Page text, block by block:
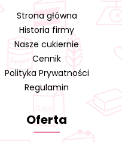
Strona główna
Historia firmy
Nasze cukiernie
Cennik
Polityka Prywatności
Regulamin
Oferta